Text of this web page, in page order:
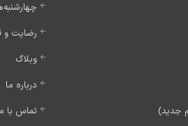
رضایت و
وبلاگ
درباره ما
تماس با